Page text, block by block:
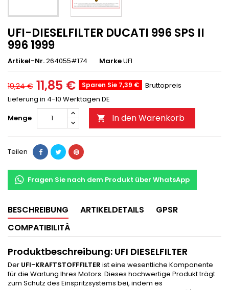
UFI-DIESELFILTER DUCATI 996 SPS II
996 1999
Artikel-Nr.264055#174 MarkeUFI
19,24 € 11,85 € Sparen Sie 7,39 €
Bruttopreis
Lieferung in 4-10 Werktagen DE
Menge
 In den Warenkorb
Teilen
Fragen Sie nach dem Produkt über WhatsApp
BESCHREIBUNG ARTIKELDETAILS
GPSR
COMPATIBILITÀ
Produktbeschreibung: UFI DIESELFILTER
Der UFI-KRAFTSTOFFFILTER ist eine wesentliche Komponente
für die Wartung Ihres Motors. Dieses hochwertige Produkt trägt
zum Schutz des Einspritzsystems bei, indem es